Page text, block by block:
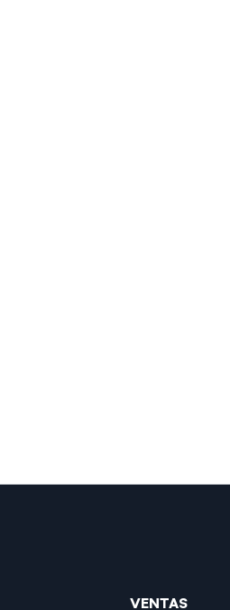
VENTAS